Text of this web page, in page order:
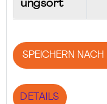
ungsort
SPEICHERN NACH
DETAILS